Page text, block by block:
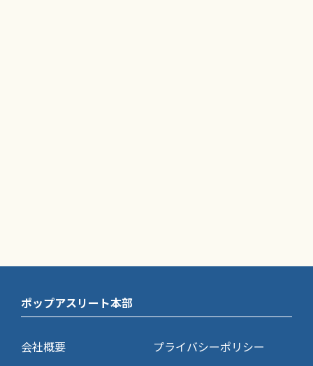
ポップアスリート本部
会社概要
プライバシーポリシー